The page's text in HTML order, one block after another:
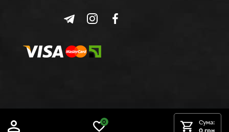
0
Сума:
0 грн
© TEAKAVA, 2015-2026 р.